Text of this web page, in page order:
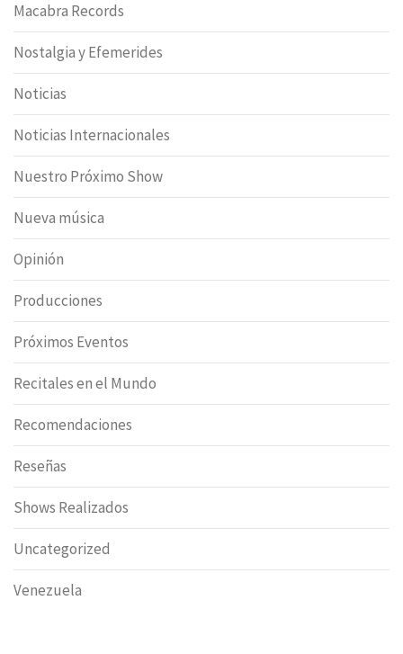
Macabra Records
Nostalgia y Efemerides
Noticias
Noticias Internacionales
Nuestro Próximo Show
Nueva música
Opinión
Producciones
Próximos Eventos
Recitales en el Mundo
Recomendaciones
Reseñas
Shows Realizados
Uncategorized
Venezuela